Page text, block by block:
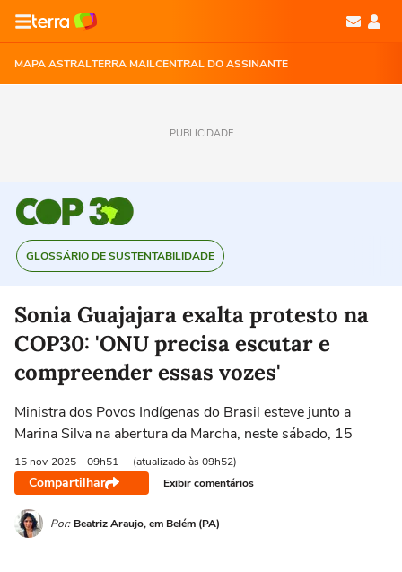
MAPA ASTRALTERRA MAILCENTRAL DO ASSINANTE
PUBLICIDADE
GLOSSÁRIO DE SUSTENTABILIDADE
Sonia Guajajara exalta protesto na
COP30: 'ONU precisa escutar e
compreender essas vozes'
Ministra dos Povos Indígenas do Brasil esteve junto a
Marina Silva na abertura da Marcha, neste sábado, 15
15 nov 2025 - 09h51 (atualizado às 09h52)
Compartilhar Exibir comentários
Por: Beatriz Araujo, em Belém (PA)